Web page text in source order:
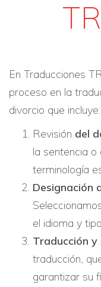
En Traducciones
proceso en la
divorcio que incluye:​
Revisión del
la sentencia
terminología
Designación
el idioma y
Traducción y
traducción,
garantizar su